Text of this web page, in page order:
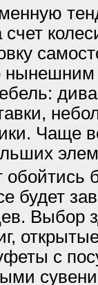
Чаще
будет
Выбор
с